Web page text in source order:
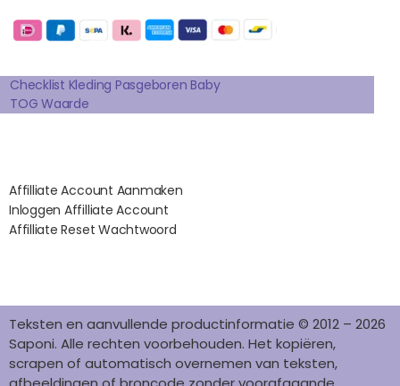
B
O
O
K
A
R
A
M
E
R
E
S
T
E
D
I
N
O
K
Checklist Kleding Pasgeboren Baby
TOG Waarde
Affilliate Account Aanmaken
Inloggen Affilliate Account
Affilliate Reset Wachtwoord
Teksten en aanvullende productinformatie © 2012 – 2026
Saponi. Alle rechten voorbehouden. Het kopiëren,
scrapen of automatisch overnemen van teksten,